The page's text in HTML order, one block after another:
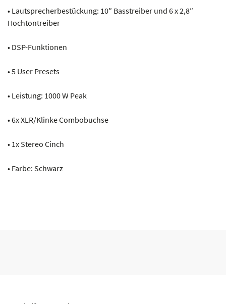
• Lautsprecherbestückung: 10″ Basstreiber und 6 x 2,8″
Hochtontreiber
• DSP-Funktionen
• 5 User Presets
• Leistung: 1000 W Peak
• 6x XLR/Klinke Combobuchse
• 1x Stereo Cinch
• Farbe: Schwarz